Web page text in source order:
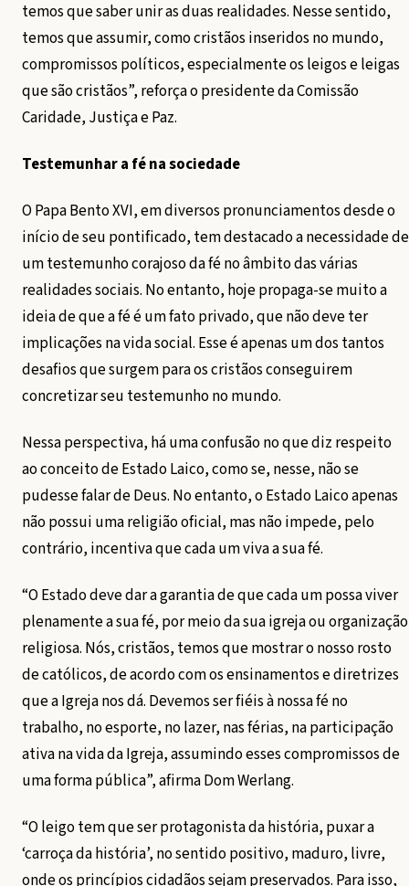
temos que saber unir as duas realidades. Nesse sentido,
temos que assumir, como cristãos inseridos no mundo,
compromissos políticos, especialmente os leigos e leigas
que são cristãos”, reforça o presidente da Comissão
Caridade, Justiça e Paz.
Testemunhar a fé na sociedade
O Papa Bento XVI, em diversos pronunciamentos desde o
início de seu pontificado, tem destacado a necessidade de
um testemunho corajoso da fé no âmbito das várias
realidades sociais. No entanto, hoje propaga-se muito a
ideia de que a fé é um fato privado, que não deve ter
implicações na vida social. Esse é apenas um dos tantos
desafios que surgem para os cristãos conseguirem
concretizar seu testemunho no mundo.
Nessa perspectiva, há uma confusão no que diz respeito
ao conceito de Estado Laico, como se, nesse, não se
pudesse falar de Deus. No entanto, o Estado Laico apenas
não possui uma religião oficial, mas não impede, pelo
contrário, incentiva que cada um viva a sua fé.
“O Estado deve dar a garantia de que cada um possa viver
plenamente a sua fé, por meio da sua igreja ou organização
religiosa. Nós, cristãos, temos que mostrar o nosso rosto
de católicos, de acordo com os ensinamentos e diretrizes
que a Igreja nos dá. Devemos ser fiéis à nossa fé no
trabalho, no esporte, no lazer, nas férias, na participação
ativa na vida da Igreja, assumindo esses compromissos de
uma forma pública”, afirma Dom Werlang.
“O leigo tem que ser protagonista da história, puxar a
‘carroça da história’, no sentido positivo, maduro, livre,
onde os princípios cidadãos sejam preservados. Para isso,